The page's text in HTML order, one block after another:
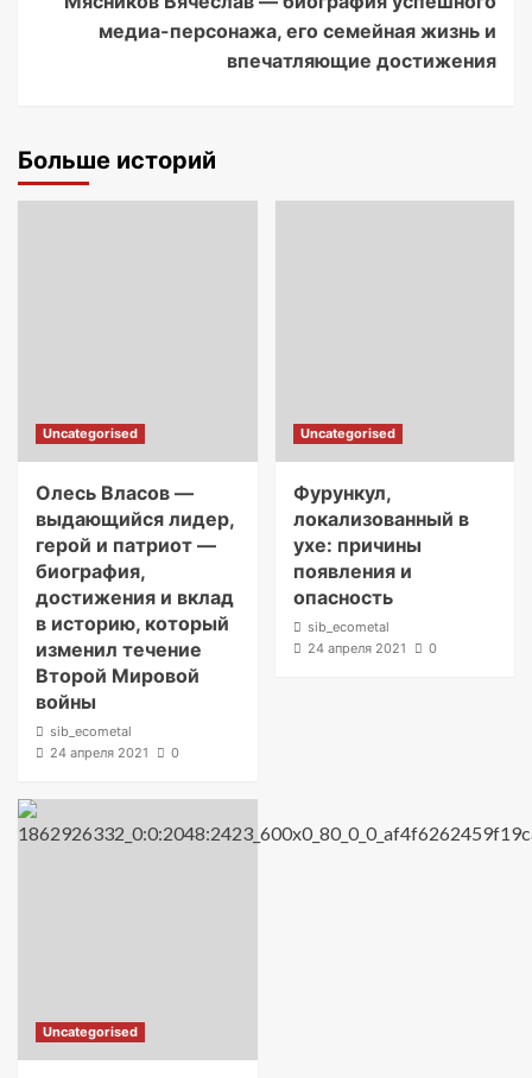
медиа-персонажа, его семейная жизнь и
впечатляющие достижения
Больше историй
Uncategorised
Олесь Власов —
выдающийся лидер,
герой и патриот —
биография,
достижения и вклад
в историю, который
изменил течение
Второй Мировой
войны
sib_ecometal
24 апреля 2021
0
Uncategorised
Фурункул,
локализованный в
ухе: причины
появления и
опасность
sib_ecometal
24 апреля 2021
0
Uncategorised